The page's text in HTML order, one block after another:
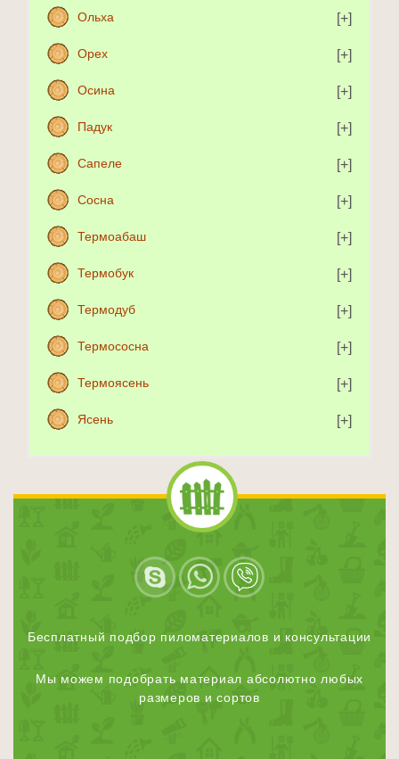
Ольха
Орех
Осина
Падук
Сапеле
Сосна
Термоабаш
Термобук
Термодуб
Термососна
Термоясень
Ясень
Бесплатный подбор пиломатериалов и консультации
Мы можем подобрать материал абсолютно любых
размеров и сортов